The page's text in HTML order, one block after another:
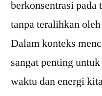
berkonsentrasi pada
tanpa teralihkan
Dalam konteks
sangat penting
waktu dan energi